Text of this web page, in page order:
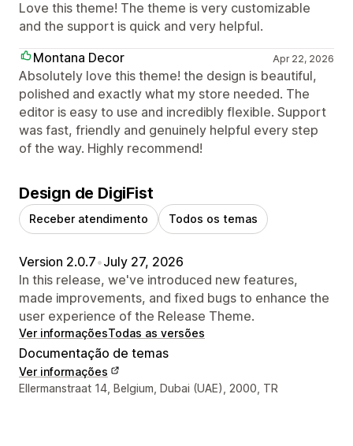
Love this theme! The theme is very customizable
and the support is quick and very helpful.
Montana Decor
Apr 22, 2026
Absolutely love this theme! the design is beautiful,
polished and exactly what my store needed. The
editor is easy to use and incredibly flexible. Support
was fast, friendly and genuinely helpful every step
of the way. Highly recommend!
Design de DigiFist
Receber atendimento Todos os temas
Version 2.0.7•July 27, 2026
In this release, we've introduced new features,
made improvements, and fixed bugs to enhance the
user experience of the Release Theme.
Ver informaçõesTodas as versões
Documentação de temas
Ver informações
Informações de contato do designer
Ellermanstraat 14, Belgium, Dubai (UAE), 2000, TR